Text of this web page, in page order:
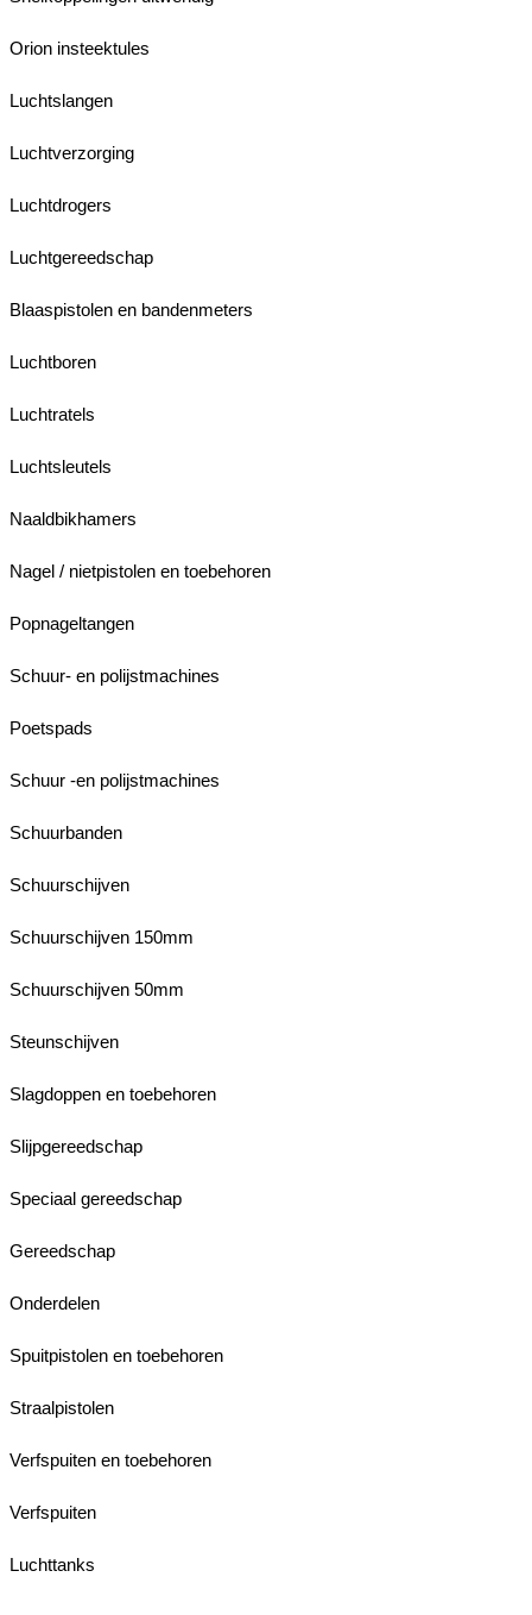
Orion insteektules
Luchtslangen
Luchtverzorging
Luchtdrogers
Luchtgereedschap
Blaaspistolen en bandenmeters
Luchtboren
Luchtratels
Luchtsleutels
Naaldbikhamers
Nagel / nietpistolen en toebehoren
Popnageltangen
Schuur- en polijstmachines
Poetspads
Schuur -en polijstmachines
Schuurbanden
Schuurschijven
Schuurschijven 150mm
Schuurschijven 50mm
Steunschijven
Slagdoppen en toebehoren
Slijpgereedschap
Speciaal gereedschap
Gereedschap
Onderdelen
Spuitpistolen en toebehoren
Straalpistolen
Verfspuiten en toebehoren
Verfspuiten
Luchttanks